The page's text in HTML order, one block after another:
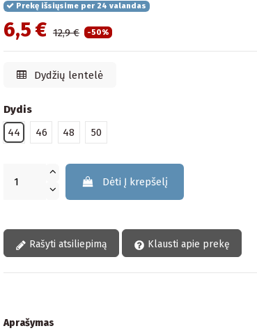
Prekę išsiųsime per 24 valandas
6,5 € 12,9 € -50%
Dydžių lentelė
Dydis
44
46 48 50
Dėti Į krepšelį
Rašyti atsiliepimą Klausti apie prekę
Aprašymas